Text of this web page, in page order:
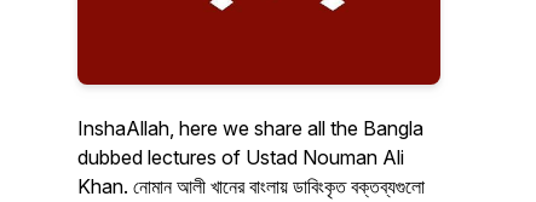
InshaAllah, here we share all the Bangla
dubbed lectures of Ustad Nouman Ali
Khan. নোমান আলী খানের বাংলায় ডাবিংকৃত বক্তব্যগুলো